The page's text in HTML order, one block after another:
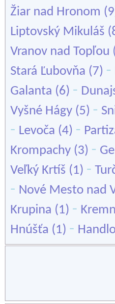
Žiar nad Hronom
Liptovský Mikuláš
Vranov nad Topľou
Stará Ľubovňa (7) -
Galanta (6) -
Vyšné Hágy (5) -
- Levoča (4) -
Krompachy (3) -
Veľký Krtíš (1) -
- Nové Mesto nad
Krupina (1) -
Hnúšťa (1) -